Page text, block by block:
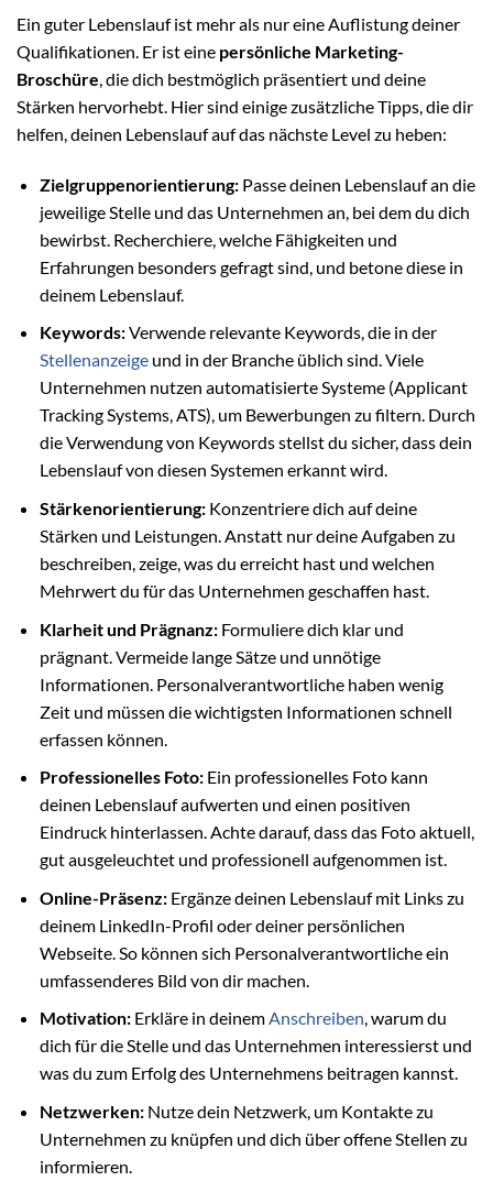
Ein guter Lebenslauf ist mehr als nur eine Auflistung deiner
Qualifikationen. Er ist eine persönliche Marketing-
Broschüre, die dich bestmöglich präsentiert und deine
Stärken hervorhebt. Hier sind einige zusätzliche Tipps, die dir
helfen, deinen Lebenslauf auf das nächste Level zu heben:
Zielgruppenorientierung:Passe deinen Lebenslauf an die
jeweilige Stelle und das Unternehmen an, bei dem du dich
bewirbst. Recherchiere, welche Fähigkeiten und
Erfahrungen besonders gefragt sind, und betone diese in
deinem Lebenslauf.
Keywords:Verwende relevante Keywords, die in der
Stellenanzeigeund in der Branche üblich sind. Viele
Unternehmen nutzen automatisierte Systeme (Applicant
Tracking Systems, ATS), um Bewerbungen zu filtern. Durch
die Verwendung von Keywords stellst du sicher, dass dein
Lebenslauf von diesen Systemen erkannt wird.
Stärkenorientierung:Konzentriere dich auf deine
Stärken und Leistungen. Anstatt nur deine Aufgaben zu
beschreiben, zeige, was du erreicht hast und welchen
Mehrwert du für das Unternehmen geschaffen hast.
Klarheit und Prägnanz:Formuliere dich klar und
prägnant. Vermeide lange Sätze und unnötige
Informationen. Personalverantwortliche haben wenig
Zeit und müssen die wichtigsten Informationen schnell
erfassen können.
Professionelles Foto:Ein professionelles Foto kann
deinen Lebenslauf aufwerten und einen positiven
Eindruck hinterlassen. Achte darauf, dass das Foto aktuell,
gut ausgeleuchtet und professionell aufgenommen ist.
Online-Präsenz:Ergänze deinen Lebenslauf mit Links zu
deinem LinkedIn-Profil oder deiner persönlichen
Webseite. So können sich Personalverantwortliche ein
umfassenderes Bild von dir machen.
Motivation:Erkläre in deinemAnschreiben, warum du
dich für die Stelle und das Unternehmen interessierst und
was du zum Erfolg des Unternehmens beitragen kannst.
Netzwerken:Nutze dein Netzwerk, um Kontakte zu
Unternehmen zu knüpfen und dich über offene Stellen zu
informieren.